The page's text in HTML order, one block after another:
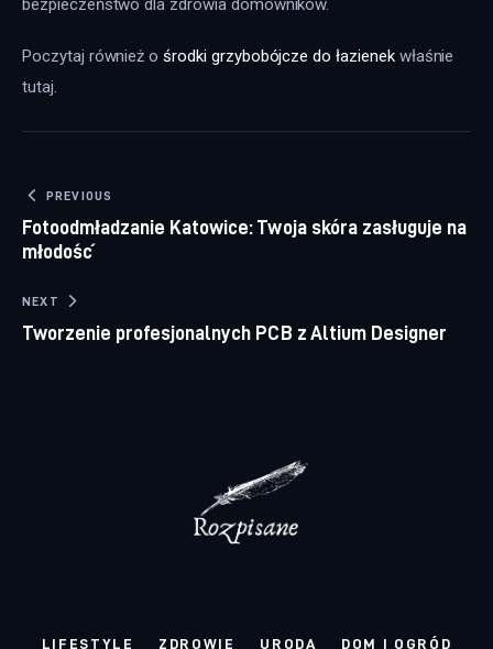
bezpieczeństwo dla zdrowia domowników.
Poczytaj również o środki grzybobójcze do łazienek właśnie
tutaj.
Nawigacja wpisu
PREVIOUS
Fotoodmładzanie Katowice: Twoja skóra zasługuje na
młodość
NEXT
Tworzenie profesjonalnych PCB z Altium Designer
LIFESTYLE ZDROWIE URODA DOM I OGRÓD